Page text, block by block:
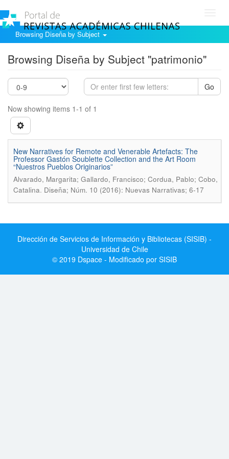
Browsing Diseña by Subject
Browsing Diseña by Subject "patrimonio"
Go
Now showing items 1-1 of 1
New Narratives for Remote and Venerable Artefacts: The
Professor Gastón Soublette Collection and the Art Room
“Nuestros Pueblos Originarios”
Alvarado, Margarita; Gallardo, Francisco; Cordua, Pablo; Cobo,
Catalina. Diseña; Núm. 10 (2016): Nuevas Narrativas; 6-17
Dirección de Servicios de Información y Bibliotecas (SISIB) -
Universidad de Chile
© 2019 Dspace - Modificado por SISIB